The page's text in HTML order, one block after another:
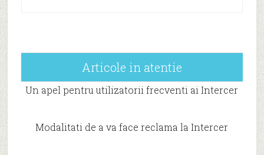
Articole in atentie
Un apel pentru utilizatorii frecventi ai Intercer
Modalitati de a va face reclama la Intercer